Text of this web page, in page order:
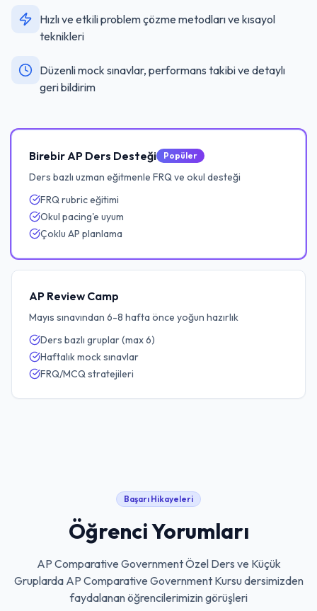
Hızlı ve etkili problem çözme metodları ve kısayol
teknikleri
Düzenli mock sınavlar, performans takibi ve detaylı
geri bildirim
Birebir AP Ders Desteği Popüler
Ders bazlı uzman eğitmenle FRQ ve okul desteği
FRQ rubric eğitimi
Okul pacing'e uyum
Çoklu AP planlama
AP Review Camp
Mayıs sınavından 6-8 hafta önce yoğun hazırlık
Ders bazlı gruplar (max 6)
Haftalık mock sınavlar
FRQ/MCQ stratejileri
Başarı Hikayeleri
Öğrenci Yorumları
AP Comparative Government Özel Ders ve Küçük
Gruplarda AP Comparative Government Kursudersimizden
faydalanan öğrencilerimizin görüşleri